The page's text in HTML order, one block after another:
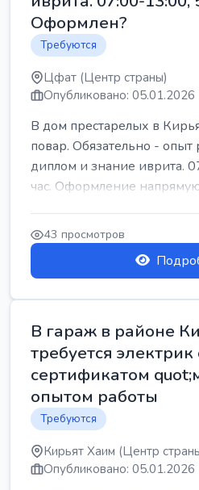
Оформлен?
Требуются
Цфат (Центр страны)
Опубликовано: 05.01.2026
В дом престарелых в
повар. Обязательно - опыт
диплом и знание иврита.
час. Оформление
43 просмотров
В гараж в районе
требуется
сертификатом
опытом работы
Требуются
Кирьят Хаим (Центр
Опубликовано: 05.01.2026